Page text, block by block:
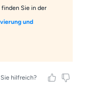
Sie in der
und
hilfreich?